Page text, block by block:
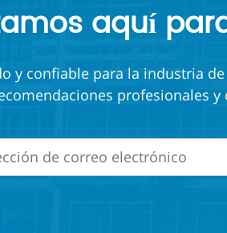
aquí
y confiable para la industria
profesionales y